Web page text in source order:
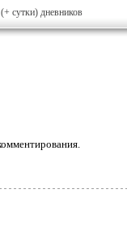
сутки) дневников